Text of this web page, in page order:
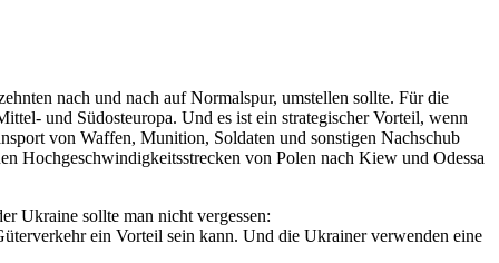
nach und nach auf Normalspur, umstellen sollte. Für die
und Südosteuropa. Und es ist ein strategischer Vorteil, wenn
von Waffen, Munition, Soldaten und sonstigen Nachschub
Hochgeschwindigkeitsstrecken von Polen nach Kiew und Odessa
Ukraine sollte man nicht vergessen:
ein Vorteil sein kann. Und die Ukrainer verwenden eine